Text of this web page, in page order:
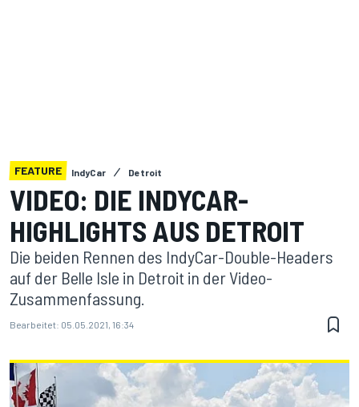
FEATURE IndyCar Detroit
VIDEO: DIE INDYCAR-
HIGHLIGHTS AUS DETROIT
Die beiden Rennen des IndyCar-Double-Headers
auf der Belle Isle in Detroit in der Video-
Zusammenfassung.
Bearbeitet: 05.05.2021, 16:34